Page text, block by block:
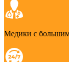
Медики с